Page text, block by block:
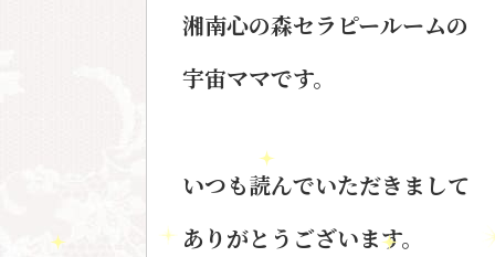
湘南心の森セラピールームの
宇宙ママです。
いつも読んでいただきまして
ありがとうございます。